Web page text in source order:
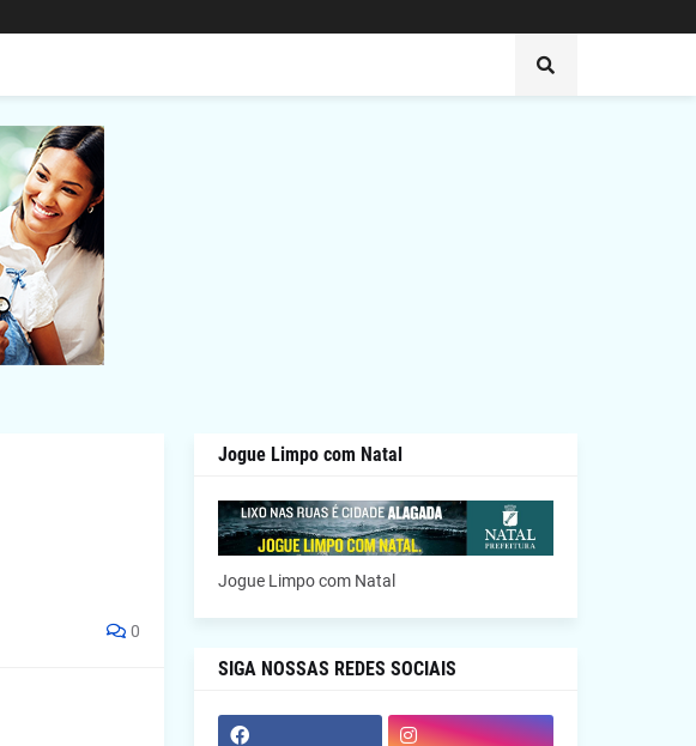
0
Jogue Limpo com Natal
Jogue Limpo com Natal
SIGA NOSSAS REDES SOCIAIS